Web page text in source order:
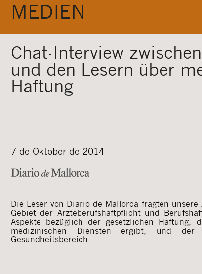
MEDIEN
Chat-Interview
und den Lesern über
Haftung
7 de Oktober de 2014
Die Leser von Diario de Mallorca fragten
Gebiet der Ärzteberufshaftpflicht und
Aspekte bezüglich der gesetzlichen Haftung,
medizinischen Diensten ergibt, und
Gesundheitsbereich.